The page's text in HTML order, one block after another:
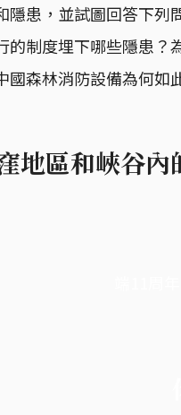
隱患，並試圖回答下列
的制度埋下哪些隱患？
國森林消防設備為何如
地區和峽谷